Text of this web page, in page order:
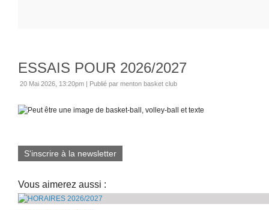
ESSAIS POUR 2026/2027
20 Mai 2026, 13:20pm | Publié par menton basket club
S'inscrire à la newsletter
Vous aimerez aussi :